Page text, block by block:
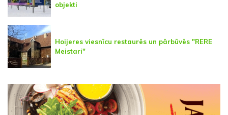
objekti
Hoijeres viesnīcu restaurēs un pārbūvēs "RERE
Meistari"